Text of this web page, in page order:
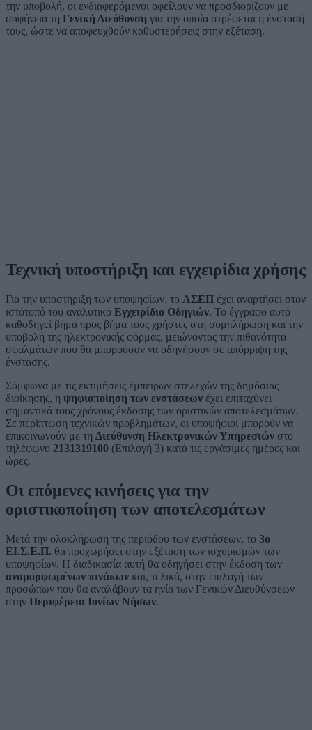
την υποβολή, οι ενδιαφερόμενοι οφείλουν να προσδιορίζουν με
σαφήνεια τη Γενική Διεύθυνση για την οποία στρέφεται η ένστασή
τους, ώστε να αποφευχθούν καθυστερήσεις στην εξέταση.
Τεχνική υποστήριξη και εγχειρίδια χρήσης
Για την υποστήριξη των υποψηφίων, το ΑΣΕΠ έχει αναρτήσει στον
ιστότοπό του αναλυτικό Εγχειρίδιο Οδηγιών. Το έγγραφο αυτό
καθοδηγεί βήμα προς βήμα τους χρήστες στη συμπλήρωση και την
υποβολή της ηλεκτρονικής φόρμας, μειώνοντας την πιθανότητα
σφαλμάτων που θα μπορούσαν να οδηγήσουν σε απόρριψη της
ένστασης.
Σύμφωνα με τις εκτιμήσεις έμπειρων στελεχών της δημόσιας
διοίκησης, η ψηφιοποίηση των ενστάσεων έχει επιταχύνει
σημαντικά τους χρόνους έκδοσης των οριστικών αποτελεσμάτων.
Σε περίπτωση τεχνικών προβλημάτων, οι υποψήφιοι μπορούν να
επικοινωνούν με τη Διεύθυνση Ηλεκτρονικών Υπηρεσιών στο
τηλέφωνο 2131319100 (Επιλογή 3) κατά τις εργάσιμες ημέρες και
ώρες.
Οι επόμενες κινήσεις για την
οριστικοποίηση των αποτελεσμάτων
Μετά την ολοκλήρωση της περιόδου των ενστάσεων, το 3ο
ΕΙ.Σ.Ε.Π. θα προχωρήσει στην εξέταση των ισχυρισμών των
υποψηφίων. Η διαδικασία αυτή θα οδηγήσει στην έκδοση των
αναμορφωμένων πινάκων και, τελικά, στην επιλογή των
προσώπων που θα αναλάβουν τα ηνία των Γενικών Διευθύνσεων
στην Περιφέρεια Ιονίων Νήσων.